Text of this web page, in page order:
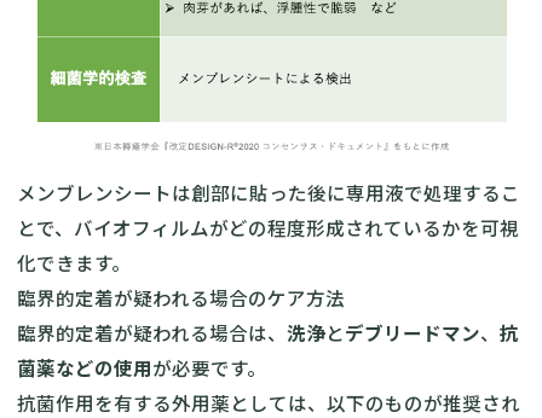
メンブレンシートは創部に貼った後に専用液で処理するこ
とで、バイオフィルムがどの程度形成されているかを可視
化できます。
臨界的定着が疑われる場合のケア方法
臨界的定着が疑われる場合は、 洗浄とデブリードマン、 抗
菌薬などの使用が必要です。
抗菌作用を有する外用薬としては、以下のものが推奨され